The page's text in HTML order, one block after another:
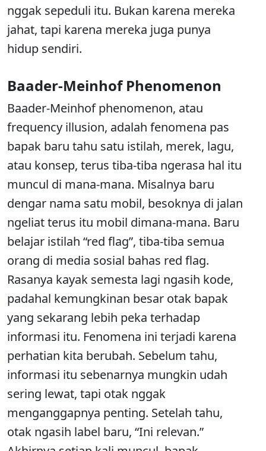
nggak sepeduli itu. Bukan karena mereka
jahat, tapi karena mereka juga punya
hidup sendiri.
Baader-Meinhof Phenomenon
Baader-Meinhof phenomenon, atau
frequency illusion, adalah fenomena pas
bapak baru tahu satu istilah, merek, lagu,
atau konsep, terus tiba-tiba ngerasa hal itu
muncul di mana-mana. Misalnya baru
dengar nama satu mobil, besoknya di jalan
ngeliat terus itu mobil dimana-mana. Baru
belajar istilah “red flag”, tiba-tiba semua
orang di media sosial bahas red flag.
Rasanya kayak semesta lagi ngasih kode,
padahal kemungkinan besar otak bapak
yang sekarang lebih peka terhadap
informasi itu. Fenomena ini terjadi karena
perhatian kita berubah. Sebelum tahu,
informasi itu sebenarnya mungkin udah
sering lewat, tapi otak nggak
menganggapnya penting. Setelah tahu,
otak ngasih label baru, “Ini relevan.”